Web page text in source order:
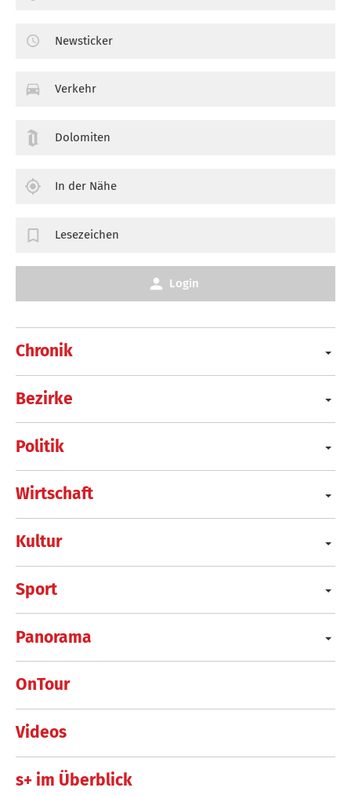
Chronik
Bezirke
Politik
Wirtschaft
Kultur
Sport
Panorama
OnTour
Videos
s+ im Überblick
Newsticker
Verkehr
Dolomiten
In der Nähe
Lesezeichen
Login